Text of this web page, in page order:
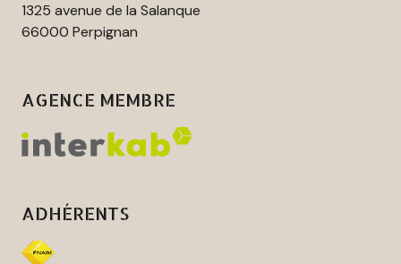
1325 avenue de la Salanque
66000 Perpignan
AGENCE MEMBRE
ADHÉRENTS